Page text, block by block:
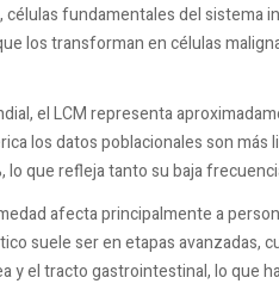
células fundamentales del sistema
los transforman en células
el LCM representa
los datos poblacionales son
lo que refleja tanto su baja
afecta principalmente a
suele ser en etapas avanzadas,
y el tracto gastrointestinal, lo que